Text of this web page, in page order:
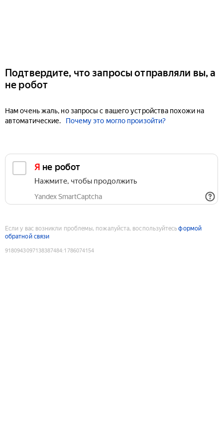
Подтвердите, что запросы отправляли вы, а
не робот
Нам очень жаль, но запросы с вашего устройства похожи на
автоматические.
Почему это могло произойти?
Я не робот
Нажмите, чтобы продолжить
Yandex SmartCaptcha
Если у вас возникли проблемы, пожалуйста, воспользуйтесьформой
обратной связи
9180943097138387484:1786074154